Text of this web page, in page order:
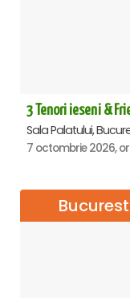
Sala Palatului,
7 octombrie 2026,